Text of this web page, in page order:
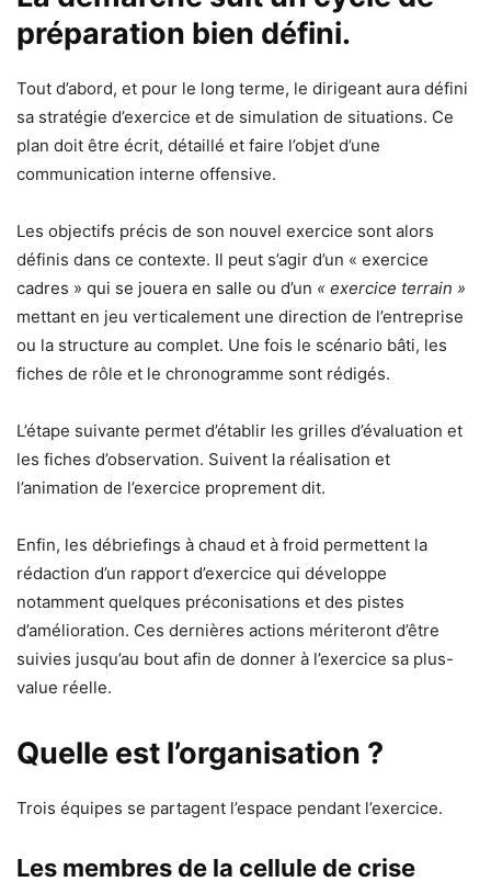
préparation bien défini.
Tout d’abord, et pour le long terme, le dirigeant aura défini
sa stratégie d’exercice et de simulation de situations. Ce
plan doit être écrit, détaillé et faire l’objet d’une
communication interne offensive.
Les objectifs précis de son nouvel exercice sont alors
définis dans ce contexte. Il peut s’agir d’un « exercice
cadres » qui se jouera en salle ou d’un « exercice terrain »
mettant en jeu verticalement une direction de l’entreprise
ou la structure au complet. Une fois le scénario bâti, les
fiches de rôle et le chronogramme sont rédigés.
L’étape suivante permet d’établir les grilles d’évaluation et
les fiches d’observation. Suivent la réalisation et
l’animation de l’exercice proprement dit.
Enfin, les débriefings à chaud et à froid permettent la
rédaction d’un rapport d’exercice qui développe
notamment quelques préconisations et des pistes
d’amélioration. Ces dernières actions mériteront d’être
suivies jusqu’au bout afin de donner à l’exercice sa plus-
value réelle.
Quelle est l’organisation ?
Trois équipes se partagent l’espace pendant l’exercice.
Les membres de la cellule de crise